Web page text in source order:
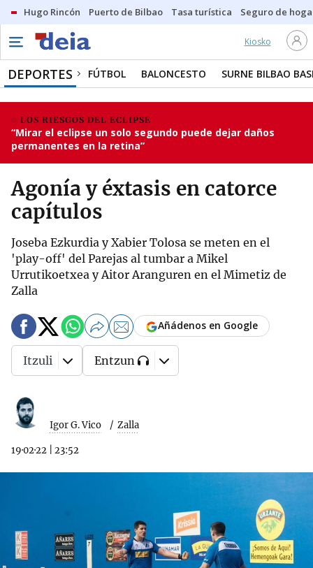
Hugo Rincón Puerto de Bilbao Tasa turística Seguro de
Kiosko
DEPORTES FÚTBOL BALONCESTO SURNE BILBAO
LOS RIESGOS DEL ECLIPSE
“Mirar el eclipse un solo segundo puede dejar daños
permanentes en la retina”
Agonía y éxtasis en catorce
capítulos
Joseba Ezkurdia y Xabier Tolosa se meten en el
'play-off' del Parejas al tumbar a Mikel
Urrutikoetxea y Aitor Aranguren en el Mimetiz de
Zalla
Igor G. Vico Zalla
19·02·22 23:52
Añádenos en Google
Itzuli Entzun